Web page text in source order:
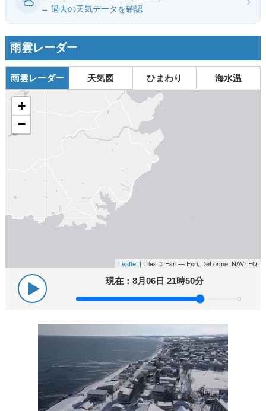
→ 過去の天気データを確認
雨雲レーダー
雨雲レーダー 天気図 ひまわり 海水温
+
−
Leaflet | Tiles © Esri — Esri, DeLorme, NAVTEQ
現在：8月06日 21時50分